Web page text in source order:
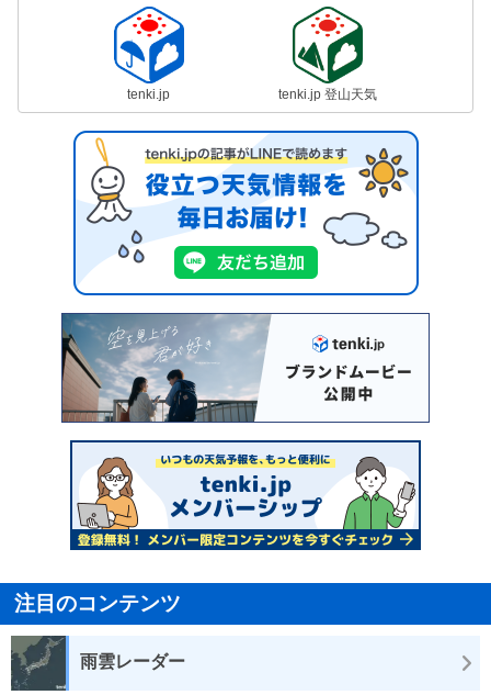
tenki.jp tenki.jp 登山天気
注目のコンテンツ
雨雲レーダー